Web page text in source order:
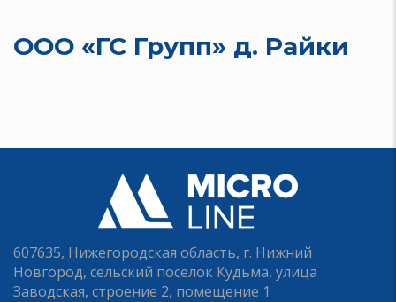
ООО «ГС Групп» д. Райки
607635, Нижегородская область, г. Нижний
Новгород, сельский поселок Кудьма, улица
Заводская, строение 2, помещение 1